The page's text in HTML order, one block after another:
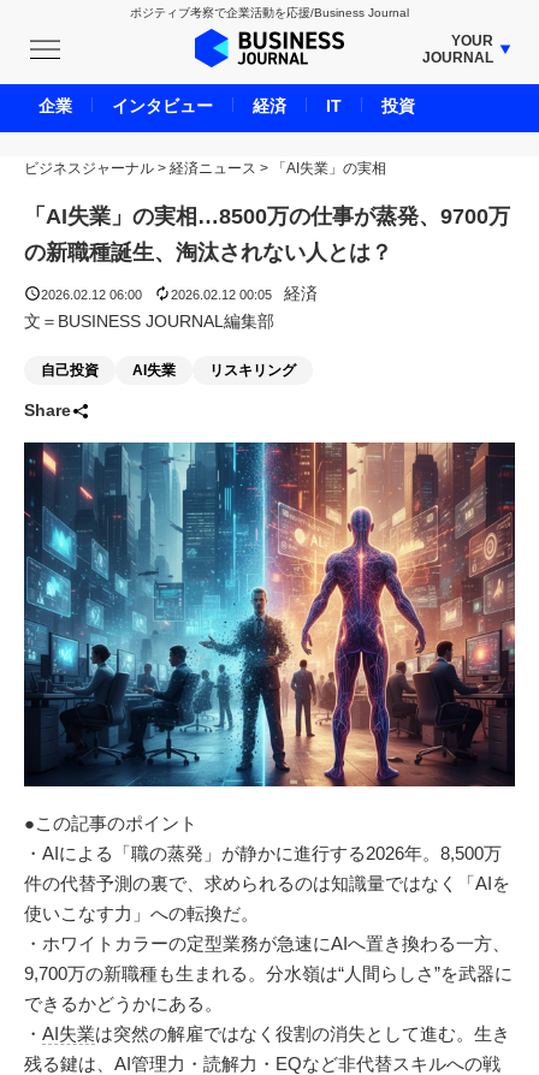
ポジティブ考察で企業活動を応援/Business Journal
YOUR
JOURNAL
BUSINESS JOURNAL
UNICORN JOURNAL
CARBON CREDITS JOURNAL
IVS JOURNAL
ENERGY MANAGEMENT JOURNAL
LIFE ENDING JOURNAL
BPaaS JOURNAL
ADOPTABLE DOG JOURNAL
ビジネスジャーナル > 経済ニュース > 「AI失業」の実相
「AI失業」の実相…8500万の仕事が蒸発、9700万
の新職種誕生、淘汰されない人とは？
2026.02.12 06:00 2026.02.12 00:05
経済
文＝BUSINESS JOURNAL編集部
自己投資 AI失業 リスキリング
Share
●この記事のポイント
・AIによる「職の蒸発」が静かに進行する2026年。8,500万
件の代替予測の裏で、求められるのは知識量ではなく「AIを
使いこなす力」への転換だ。
・ホワイトカラーの定型業務が急速にAIへ置き換わる一方、
9,700万の新職種も生まれる。分水嶺は“人間らしさ”を武器に
できるかどうかにある。
・ AI失業は突然の解雇ではなく役割の消失として進む。生き
残る鍵は、AI管理力・読解力・EQなど非代替スキルへの戦
企業 インタビュー 経済 IT 投資